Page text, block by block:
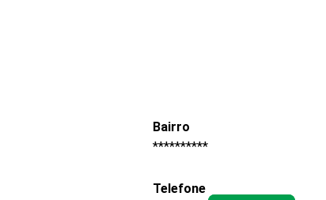
Bairro
**********
Telefone